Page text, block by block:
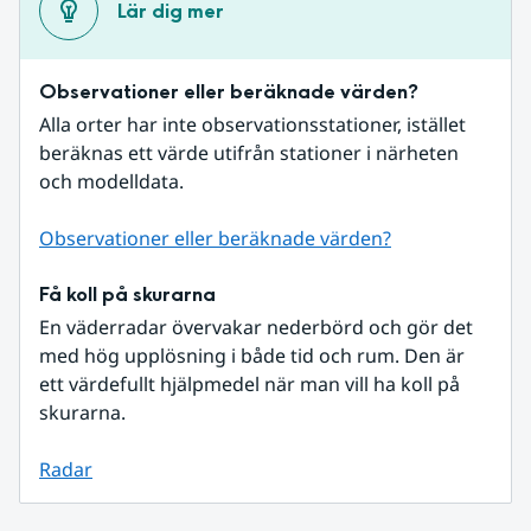
Lär dig mer
Observationer eller beräknade värden?
Alla orter har inte observationsstationer, istället
beräknas ett värde utifrån stationer i närheten
och modelldata.
Observationer eller beräknade värden?
Få koll på skurarna
En väderradar övervakar nederbörd och gör det
med hög upplösning i både tid och rum. Den är
ett värdefullt hjälpmedel när man vill ha koll på
skurarna.
Radar